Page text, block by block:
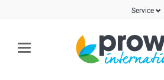
Service